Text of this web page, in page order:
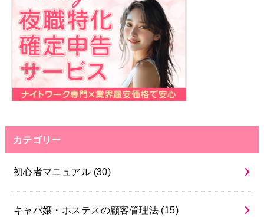
カテゴリー
初心者マニュアル (30)
キャバ嬢・ホステスの顧客管理法 (15)